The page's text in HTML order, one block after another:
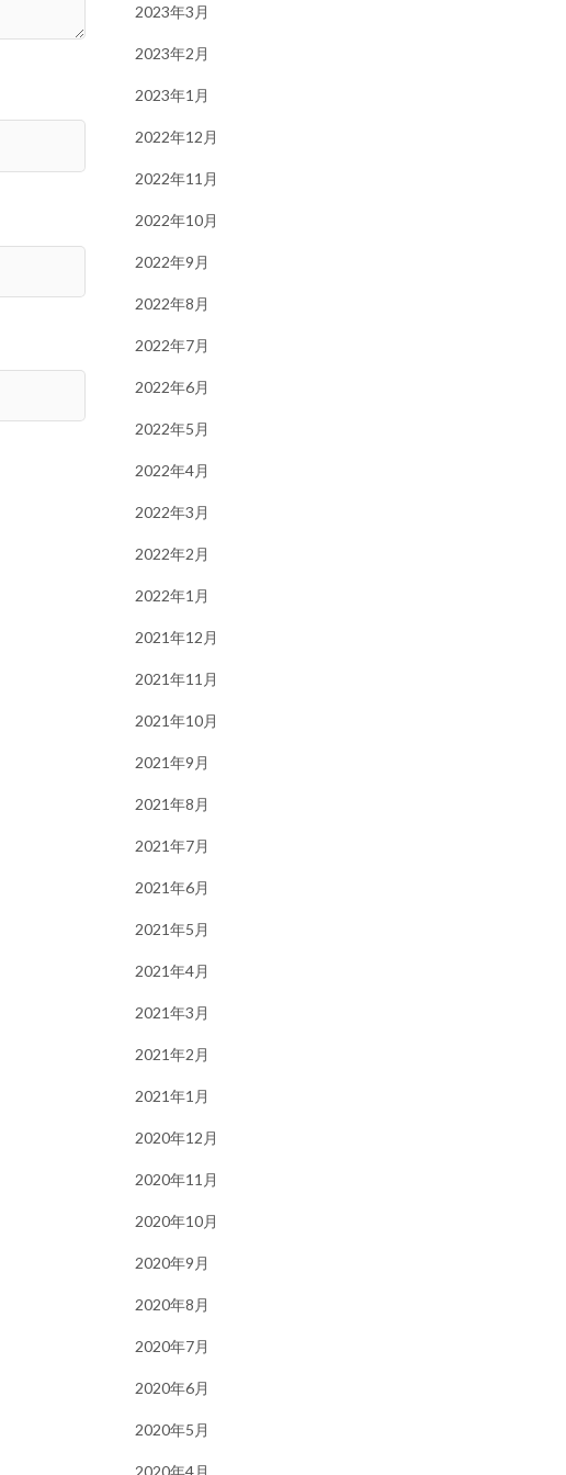
2023年3月
2023年2月
2023年1月
2022年12月
2022年11月
2022年10月
2022年9月
2022年8月
2022年7月
2022年6月
2022年5月
2022年4月
2022年3月
2022年2月
2022年1月
2021年12月
2021年11月
2021年10月
2021年9月
2021年8月
2021年7月
2021年6月
2021年5月
2021年4月
2021年3月
2021年2月
2021年1月
2020年12月
2020年11月
2020年10月
2020年9月
2020年8月
2020年7月
2020年6月
2020年5月
2020年4月